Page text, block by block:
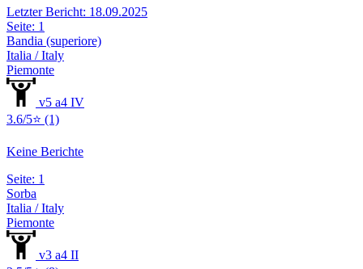
Letzter Bericht: 18.09.2025
Seite: 1
Bandia (superiore)
Italia / Italy
Piemonte
v5 a4 IV
3.6/5⭐ (1)
Keine Berichte
Seite: 1
Sorba
Italia / Italy
Piemonte
v3 a4 II